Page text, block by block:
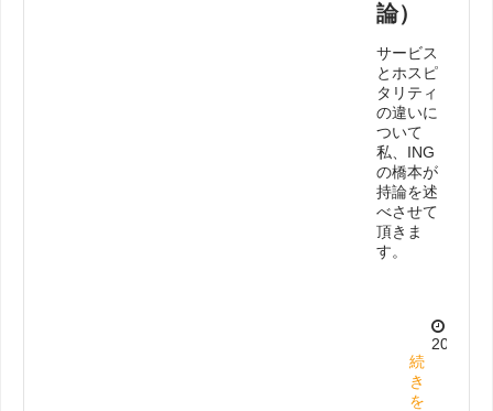
論）
サービス
とホスピ
タリティ
の違いに
ついて
私、ING
の橋本が
持論を述
べさせて
頂きま
す。
続
き
を